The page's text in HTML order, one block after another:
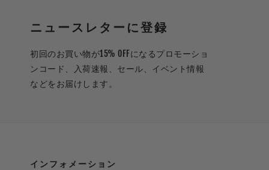
ニュースレターに登録
初回のお買い物が15% OFFになるプロモーショ
ンコード、入荷速報、セール、イベント情報
などをお届けします。
インフォメーション